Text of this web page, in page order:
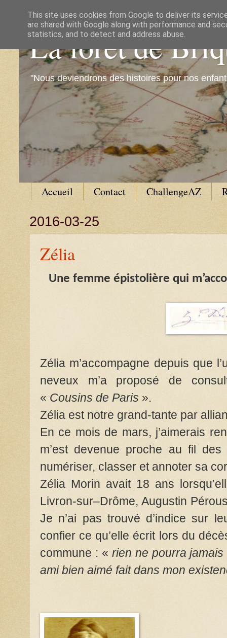
La forêt de
"Nous deviendrons des histoires pour nos
Accueil Contact ChallengeAZ
2016-03-25
Zélia
Une femme épistolière qui
Zélia m’accompagne depuis que
neveux m’a proposé de
« Cousins de Paris ».
Zélia est notre grand-tante par
En ce mois de mars, j’aimerais
m’est devenue proche au fil
numériser, classer et annoter sa
Zélia Morin avait 18 ans
Livron-sur–Drôme, Augustin
Je n’ai pas trouvé d’indice sur
confier ce qu’elle écrit lors du
commune : « rien ne pourra
ami bien aimé fait dans mon
This site uses cookies from Google to deliver its
are shared with Google along with performance and
statistics, and to detect and address abuse.